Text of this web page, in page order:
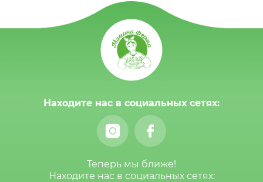
Находите нас в социальных сетях:
Теперь мы ближе!
Находите нас в социальных сетях: